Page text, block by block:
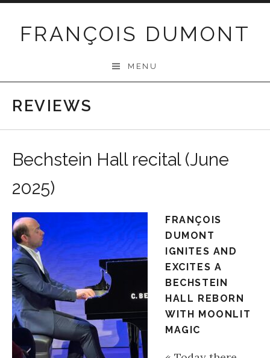
FRANÇOIS DUMONT
MENU
REVIEWS
Bechstein Hall recital (June
2025)
FRANÇOIS
DUMONT
IGNITES AND
EXCITES A
BECHSTEIN
HALL REBORN
WITH MOONLIT
MAGIC